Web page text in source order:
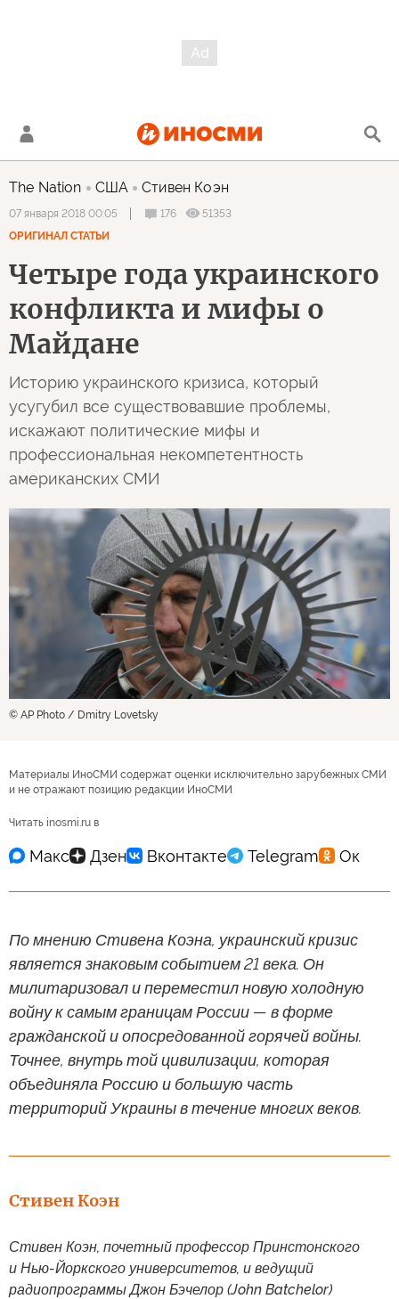
The Nation США Стивен Коэн
07 января 2018 00:05 176
51353
ОРИГИНАЛ СТАТЬИ
Четыре года украинского
конфликта и мифы о
Майдане
Историю украинского кризиса, который
усугубил все существовавшие проблемы,
искажают политические мифы и
профессиональная некомпетентность
американских СМИ
© AP Photo / Dmitry Lovetsky
Материалы ИноСМИ содержат оценки исключительно зарубежных СМИ
и не отражают позицию редакции ИноСМИ
Читать inosmi.ru в
По мнению Стивена Коэна, украинский кризис
является знаковым событием 21 века. Он
милитаризовал и переместил новую холодную
войну к самым границам России — в форме
гражданской и опосредованной горячей войны.
Точнее, внутрь той цивилизации, которая
объединяла Россию и большую часть
территорий Украины в течение многих веков.
Стивен Коэн
Стивен Коэн, почетный профессор Принстонского
и Нью-Йоркского университетов, и ведущий
радиопрограммы Джон Бэчелор (John Batchelor)